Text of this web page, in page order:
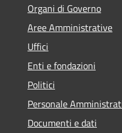
Organi di Governo
Aree Amministrative
Uffici
Enti e fondazioni
Politici
Personale
Documenti e dati